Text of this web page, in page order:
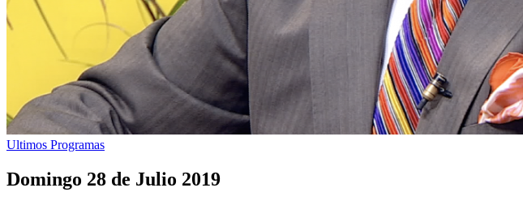
Ultimos Programas
Domingo 28 de Julio 2019